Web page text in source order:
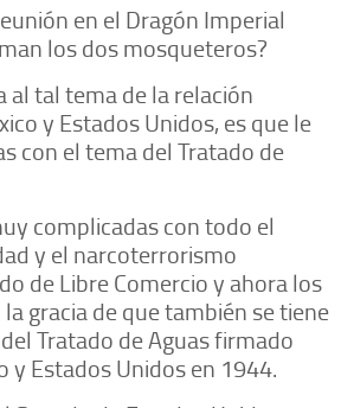
en el Dragón Imperial
los dos mosqueteros?
al tal tema de la relación
y Estados Unidos, es que le
con el tema del Tratado de
complicadas con todo el
y el narcoterrorismo
de Libre Comercio y ahora los
gracia de que también se tiene
Tratado de Aguas firmado
y Estados Unidos en 1944.